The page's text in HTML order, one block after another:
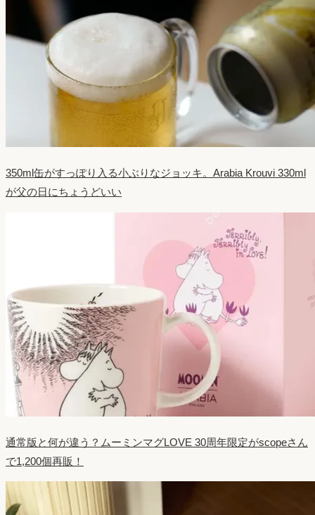
350ml缶がすっぽり入る小ぶりなジョッキ。Arabia Krouvi 330ml
が父の日にちょうどいい
通常版と何が違う？ムーミンマグLOVE 30周年限定がscopeさん
で1,200個再販！